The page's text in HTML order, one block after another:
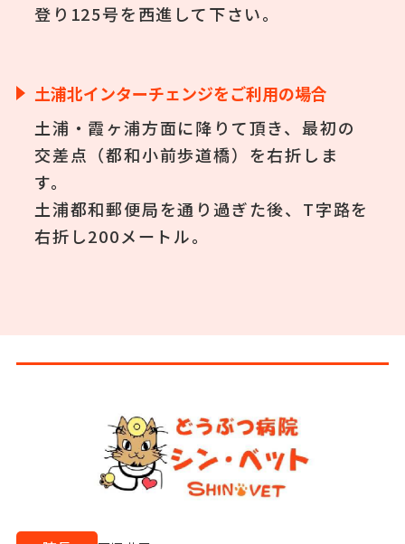
登り125号を西進して下さい。
土浦北インターチェンジをご利用の場合
土浦・霞ヶ浦方面に降りて頂き、最初の
交差点（都和小前歩道橋）を右折しま
す。
土浦都和郵便局を通り過ぎた後、T字路を
右折し200メートル。